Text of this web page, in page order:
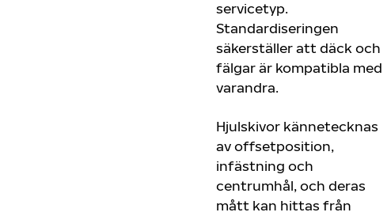
servicetyp.
Standardiseringen
säkerställer att däck och
fälgar är kompatibla med
varandra.
Hjulskivor kännetecknas
av offsetposition,
infästning och
centrumhål, och deras
mått kan hittas från